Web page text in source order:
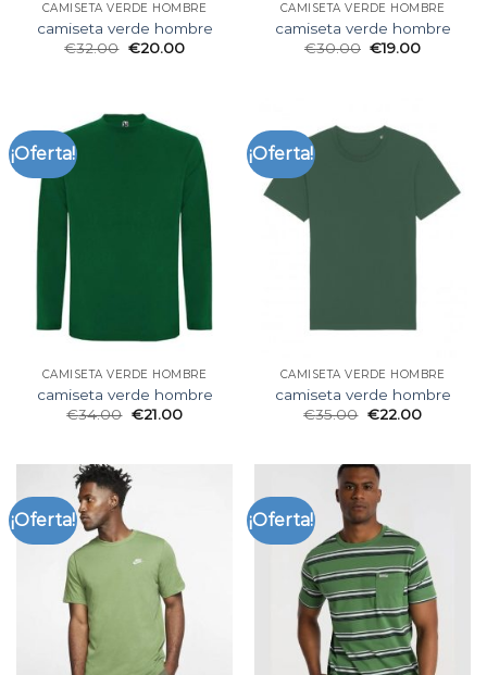
CAMISETA VERDE HOMBRE
camiseta verde hombre
€32.00 €20.00
CAMISETA VERDE HOMBRE
camiseta verde hombre
€30.00 €19.00
¡Oferta!
CAMISETA VERDE HOMBRE
camiseta verde hombre
€34.00 €21.00
¡Oferta!
CAMISETA VERDE HOMBRE
camiseta verde hombre
€35.00 €22.00
¡Oferta! ¡Oferta!